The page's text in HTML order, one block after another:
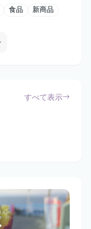
食品 新商品
すべて表示